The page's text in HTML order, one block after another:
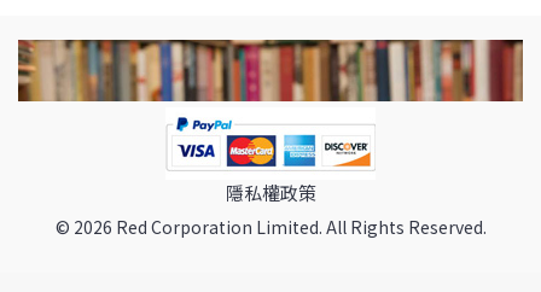
隱私權政策
© 2026 Red Corporation Limited. All Rights Reserved.